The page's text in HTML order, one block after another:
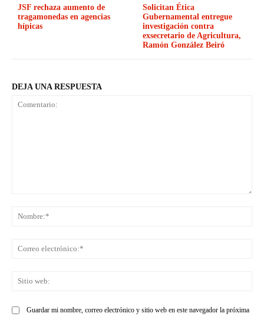
JSF rechaza aumento de
tragamonedas en agencias
hípicas
Solicitan Ética
Gubernamental entregue
investigación contra
exsecretario de Agricultura,
Ramón González Beiró
DEJA UNA RESPUESTA
Guardar mi nombre, correo electrónico y sitio web en este navegador la próxima